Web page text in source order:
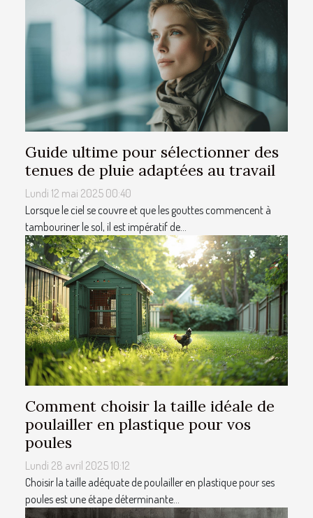
Guide ultime pour sélectionner des
tenues de pluie adaptées au travail
Lundi 12 mai 2025 00:40
Lorsque le ciel se couvre et que les gouttes commencent à
tambouriner le sol, il est impératif de...
Comment choisir la taille idéale de
poulailler en plastique pour vos
poules
Lundi 28 avril 2025 10:12
Choisir la taille adéquate de poulailler en plastique pour ses
poules est une étape déterminante...